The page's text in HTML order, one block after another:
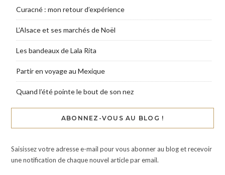
Curacné : mon retour d’expérience
L’Alsace et ses marchés de Noël
Les bandeaux de Lala Rita
Partir en voyage au Mexique
Quand l’été pointe le bout de son nez
ABONNEZ-VOUS AU BLOG !
Saisissez votre adresse e-mail pour vous abonner au blog et recevoir
une notification de chaque nouvel article par email.